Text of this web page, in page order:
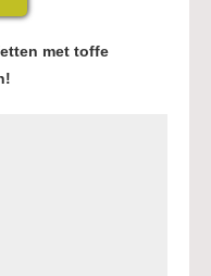
met toffe